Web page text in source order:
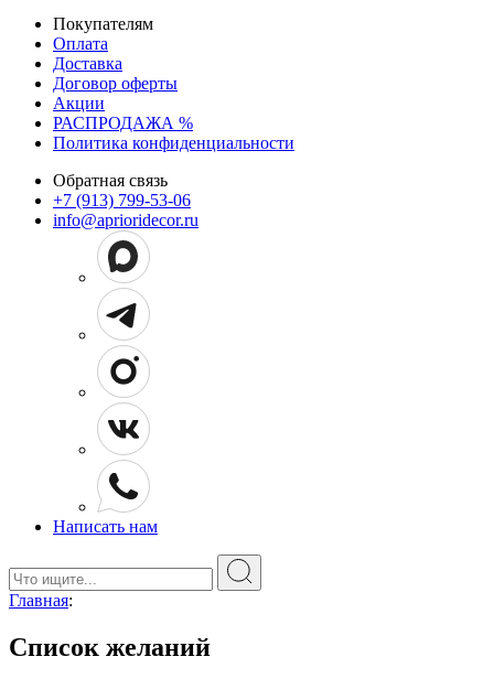
Покупателям
Оплата
Доставка
Договор оферты
Акции
РАСПРОДАЖА %
Политика конфиденциальности
Обратная связь
+7 (913) 799-53-06
info@aprioridecor.ru
Написать нам
Главная:
Список желаний